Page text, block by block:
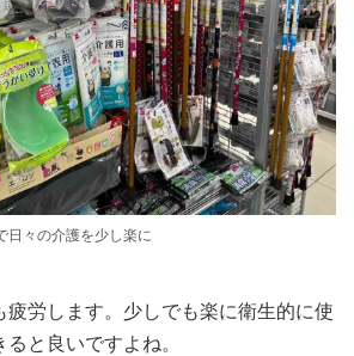
日々の介護を少し楽に
疲労します。少しでも楽に衛生的に使
と良いですよね。